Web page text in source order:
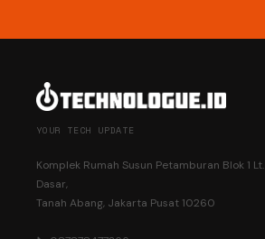
YOUR TECH UPDATE
Komplek Rumah Susun Petamburan Blok 1 Lt.
Dasar,
Tanah Abang, Jakarta Pusat 10260